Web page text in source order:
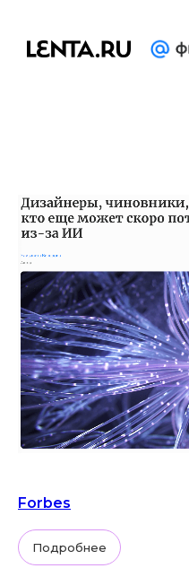
Forbes
Подробнее